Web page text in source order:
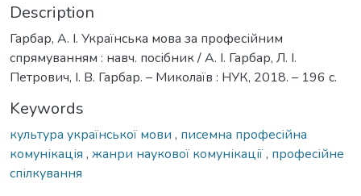
Description
Гарбар, А. І. Українська мова за професійним
спрямуванням : навч. посібник / А. І. Гарбар, Л. І.
Петрович, І. В. Гарбар. – Миколаїв : НУК, 2018. – 196 с.
Keywords
культура української мови , писемна професійна
комунікація , жанри наукової комунікації, професійне
спілкування